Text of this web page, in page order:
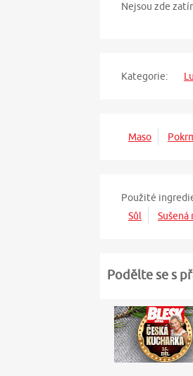
Nejsou zde
Kategorie:
Maso
Použité
Sůl
Sušená
Podělte se s